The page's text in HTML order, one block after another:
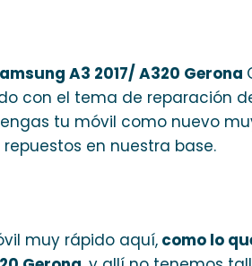
A3 2017/ A320 Gerona
con el tema de reparación
tu móvil como nuevo
en nuestra base.
muy rápido aquí, como lo